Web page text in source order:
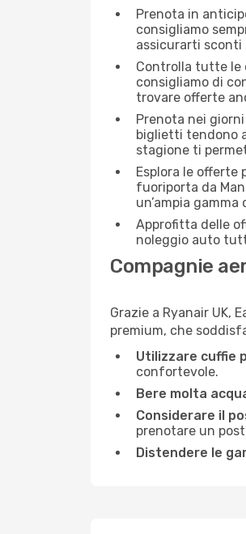
Prenota in
consigliamo
assicurarti sconti
Controlla tutte le
consigliamo di
trovare offerte
Prenota nei
biglietti tendono
stagione ti
Esplora le offerte
fuoriporta da
un’ampia
Approfitta delle
noleggio auto
Compagnie
Grazie a Ryanair UK,
premium, che
Utilizzare cuffie
confortevole.
Bere molta
Considerare il
prenotare un
Distendere le